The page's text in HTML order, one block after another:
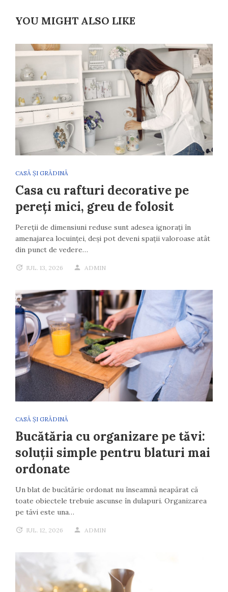
YOU MIGHT ALSO LIKE
CASĂ ȘI GRĂDINĂ
Casa cu rafturi decorative pe
pereți mici, greu de folosit
Pereții de dimensiuni reduse sunt adesea ignorați în
amenajarea locuinței, deși pot deveni spații valoroase atât
din punct de vedere…
IUL. 13, 2026 ADMIN
CASĂ ȘI GRĂDINĂ
Bucătăria cu organizare pe tăvi:
soluții simple pentru blaturi mai
ordonate
Un blat de bucătărie ordonat nu înseamnă neapărat că
toate obiectele trebuie ascunse în dulapuri. Organizarea
pe tăvi este una…
IUL. 12, 2026 ADMIN